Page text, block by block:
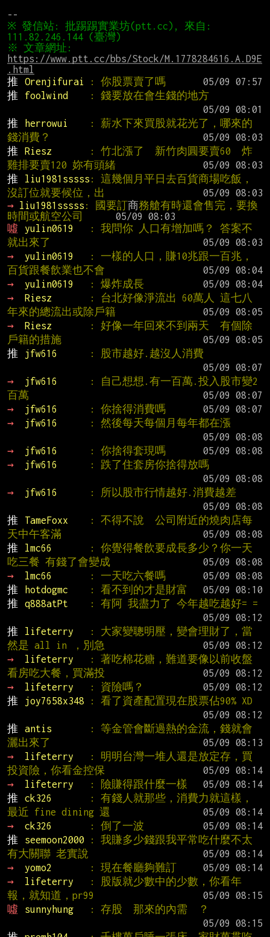
※ 發信站: 批踢踢實業坊(ptt.cc), 來自:
https://www.ptt.cc/bbs/Stock/M.1778284616.A.D9E
.html
推
Orenjifurai : 你股票賣了嗎
推
foolwind
: 錢要放在會生錢的地方
推
herrowui
: 薪水下來買股就花光了，哪來的
錢消費？
推
Riesz
: 竹北漲了  新竹肉圓要賣60  炸
雞排要賣120 妳有頭緒
推
liu1981sssss : 這幾個月平日去百貨商場吃飯，
沒訂位就要候位，出
→ liu1981sssss : 國要訂商務艙有時還會售完，要換
時間或航空公司
噓
yulin0619
: 我問你 人口有增加嗎？ 答案不
就出來了
→
yulin0619
: 一樣的人口，賺10兆跟一百兆，
百貨跟餐飲業也不會
→
yulin0619 : 爆炸成長
→
Riesz
: 台北好像淨流出 60萬人 這七八
年來的總流出或除戶籍
→
Riesz
: 好像一年回來不到兩天  有個除
戶籍的措施
推
jfw616
: 股市越好.越沒人消費
→
jfw616
: 自己想想.有一百萬.投入股市變2
百萬
→
jfw616 : 你捨得消費嗎
→
jfw616
: 然後每天每個月每年都在漲
→
jfw616 : 你捨得套現嗎
→
jfw616
: 跌了住套房你捨得放嗎
→
jfw616
: 所以股市行情越好.消費越差
推
TameFoxx
: 不得不說  公司附近的燒肉店每
天中午客滿
推
lmc66
: 你覺得餐飲要成長多少？你一天
吃三餐 有錢了會變成
→
lmc66 : 一天吃六餐嗎
推
hotdogmc : 看不到的才是財富
推
q888atPt
: 有阿 我盡力了 今年越吃越好= =
推
lifeterry
: 大家變聰明壓，變會理財了，當
然是 all in ，別急
→
lifeterry
: 著吃棉花糖，難道要像以前收盤
看房吃大餐，買滿投
→
lifeterry : 資險嗎？
推
joy7658x348
: 看了資產配置現在股票佔90% XD
推
antis
: 等金管會斷過熱的金流，錢就會
灑出來了
→
lifeterry
: 明明台灣一堆人還是放定存，買
投資險，你看金控保
→
lifeterry : 險賺得跟什麼一樣
推
ck326
: 有錢人就那些，消費力就這樣，
最近 fine dining 還
→
ck326 : 倒了一波
推
seemoon2000
: 我賺多少錢跟我平常吃什麼不太
有大關聯 老實說
→
yomo2 : 現在餐廳夠難訂
→
lifeterry
: 股版就少數中的少數，你看年
報，就知道，pr99
噓
sunnyhung
: 存股  那來的內需  ？